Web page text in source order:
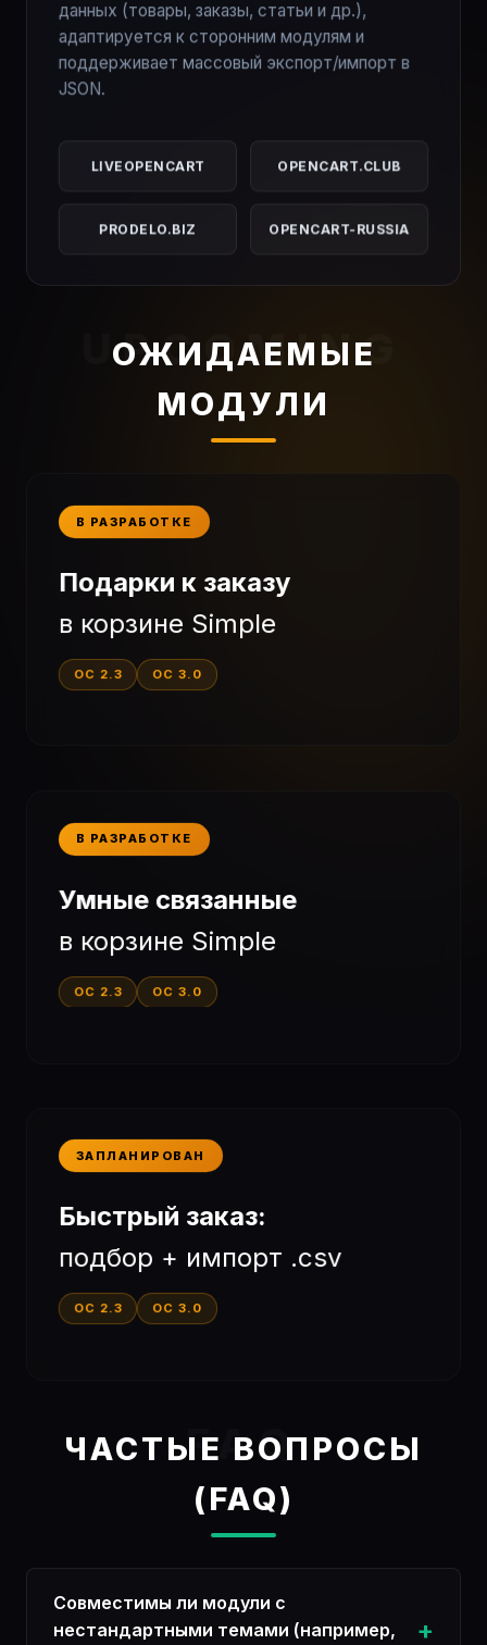
данных (товары, заказы, статьи и др.),
адаптируется к сторонним модулям и
поддерживает массовый экспорт/импорт в
JSON.
LIVEOPENCART OPENCART.CLUB
PRODELO.BIZ OPENCART-RUSSIA
ОЖИДАЕМЫЕ
МОДУЛИ
В РАЗРАБОТКЕ
Подарки к заказу
в корзине Simple
OC 2.3 OC 3.0
В РАЗРАБОТКЕ
Умные связанные
в корзине Simple
OC 2.3 OC 3.0
ЗАПЛАНИРОВАН
Быстрый заказ:
подбор + импорт .csv
OC 2.3 OC 3.0
ЧАСТЫЕ ВОПРОСЫ
(FAQ)
Совместимы ли модули с
нестандартными темами (например,